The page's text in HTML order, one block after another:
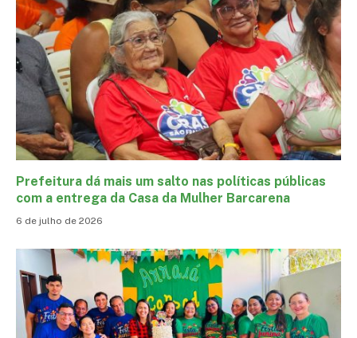
Prefeitura dá mais um salto nas políticas públicas
com a entrega da Casa da Mulher Barcarena
6 de julho de 2026